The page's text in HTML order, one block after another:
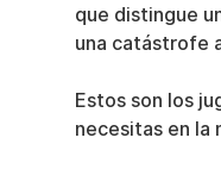
que distingue
una catástrofe
Estos son los
necesitas en la